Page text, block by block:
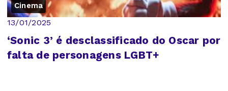
Cinema
13/01/2025
‘Sonic 3’ é desclassificado do Oscar por
falta de personagens LGBT+